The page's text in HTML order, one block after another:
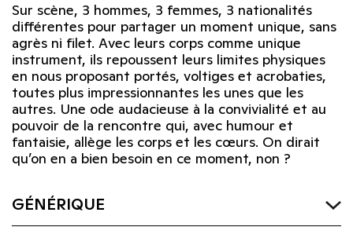
Sur scène, 3 hommes, 3 femmes, 3 nationalités
différentes pour partager un moment unique, sans
agrès ni filet. Avec leurs corps comme unique
instrument, ils repoussent leurs limites physiques
en nous proposant portés, voltiges et acrobaties,
toutes plus impressionnantes les unes que les
autres. Une ode audacieuse à la convivialité et au
pouvoir de la rencontre qui, avec humour et
fantaisie, allège les corps et les cœurs. On dirait
qu’on en a bien besoin en ce moment, non ?
GÉNÉRIQUE